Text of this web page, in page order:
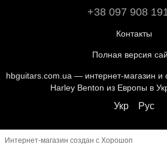
+38 097 908
Контакты
Полная версия
hbguitars.com.ua — интернет-магазин и
Harley Benton из Европы в
Укр Рус
Интернет-магазин создан с Хорошоп